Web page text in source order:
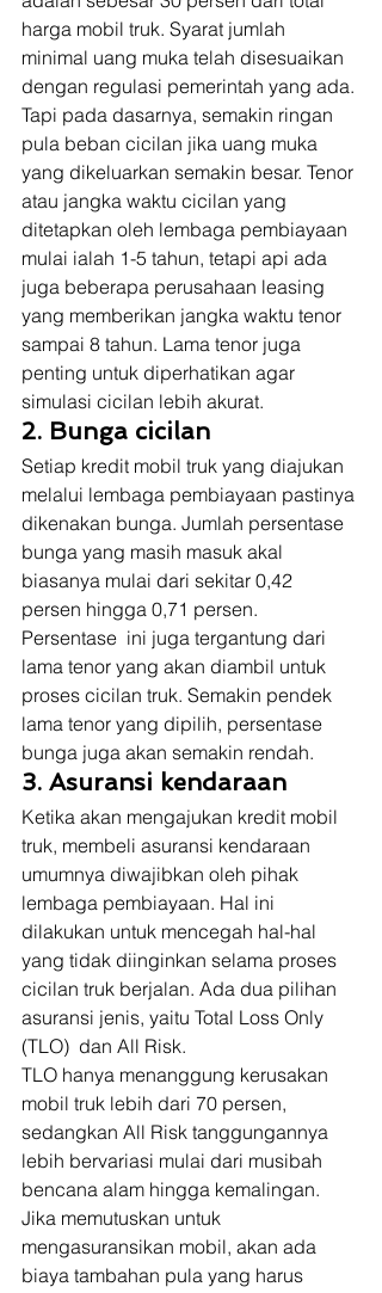
harga mobil truk. Syarat jumlah
minimal uang muka telah disesuaikan
dengan regulasi pemerintah yang ada.
Tapi pada dasarnya, semakin ringan
pula beban cicilan jika uang muka
yang dikeluarkan semakin besar. Tenor
atau jangka waktu cicilan yang
ditetapkan oleh lembaga pembiayaan
mulai ialah 1-5 tahun, tetapi api ada
juga beberapa perusahaan leasing
yang memberikan jangka waktu tenor
sampai 8 tahun. Lama tenor juga
penting untuk diperhatikan agar
simulasi cicilan lebih akurat.
2. Bunga cicilan
Setiap kredit mobil truk yang diajukan
melalui lembaga pembiayaan pastinya
dikenakan bunga. Jumlah persentase
bunga yang masih masuk akal
biasanya mulai dari sekitar 0,42
persen hingga 0,71 persen.
Persentase  ini juga tergantung dari
lama tenor yang akan diambil untuk
proses cicilan truk. Semakin pendek
lama tenor yang dipilih, persentase
bunga juga akan semakin rendah.
3. Asuransi kendaraan
Ketika akan mengajukan kredit mobil
truk, membeli asuransi kendaraan
umumnya diwajibkan oleh pihak
lembaga pembiayaan. Hal ini
dilakukan untuk mencegah hal-hal
yang tidak diinginkan selama proses
cicilan truk berjalan. Ada dua pilihan
asuransi jenis, yaitu Total Loss Only
(TLO)  dan All Risk.
TLO hanya menanggung kerusakan
mobil truk lebih dari 70 persen,
sedangkan All Risk tanggungannya
lebih bervariasi mulai dari musibah
bencana alam hingga kemalingan.
Jika memutuskan untuk
mengasuransikan mobil, akan ada
biaya tambahan pula yang harus